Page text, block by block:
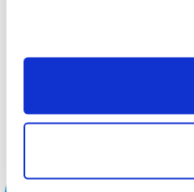
Share